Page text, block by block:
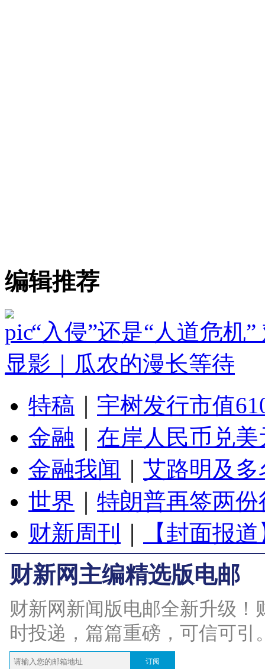
编辑推荐
“入侵”还是“人道危机
显影｜瓜农的漫长等待
特稿
宇树发行市值
金融
在岸人民币兑
金融我闻
艾路明及
世界
特朗普再签两
财新周刊
【封面报
财新网主编精选版电邮
财新网新闻版电邮全新升级
时投递，篇篇重磅，可信可引
订阅